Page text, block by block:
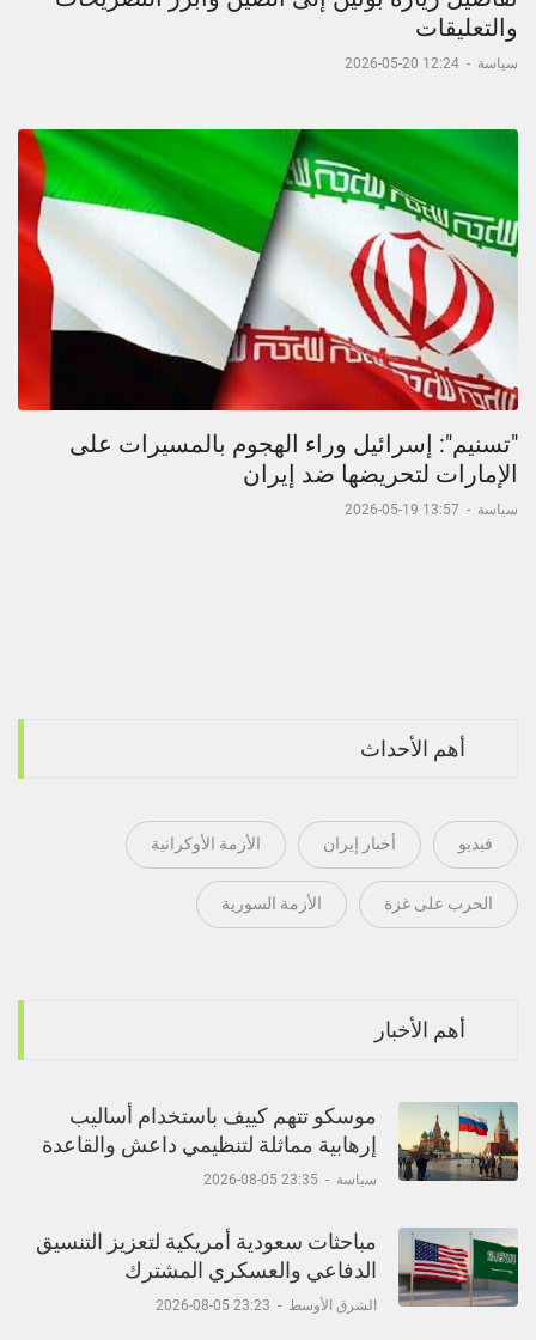
والتعليقات
سياسة -
12:24 20-05-2026
"تسنيم": إسرائيل وراء الهجوم بالمسيرات على
الإمارات لتحريضها ضد إيران
سياسة -
13:57 19-05-2026
أهم الأحداث
فيديو أخبار إيران الأزمة الأوكرانية
الحرب على غزة الأزمة السورية
أهم الأخبار
موسكو تتهم كييف باستخدام أساليب
إرهابية مماثلة لتنظيمي داعش والقاعدة
سياسة -
23:35 05-08-2026
مباحثات سعودية أمريكية لتعزيز التنسيق
الدفاعي والعسكري المشترك
الشرق الأوسط -
23:23 05-08-2026